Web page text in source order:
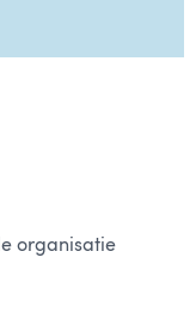
organisatie